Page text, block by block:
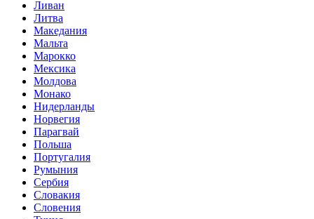
Ливан
Литва
Македания
Мальта
Марокко
Мексика
Молдова
Монако
Нидерланды
Норвегия
Парагвай
Польша
Португалия
Румыния
Сербия
Словакия
Словения